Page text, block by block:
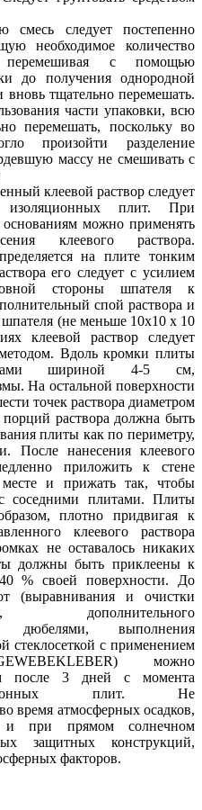
смесь следует постепенно
необходимое количество
с помощью
до получения однородной
тщательно перемешать.
части упаковки, всю
перемешать, поскольку во
произойти разделение
массу не смешивать с
клеевой раствор следует
изоляционных плит. При
можно применять
клеевого раствора.
на плите тонким
его следует с усилием
стороны шпателя к
спой раствора и
шпателя (не меньше 10x10 х 10
клеевой раствор следует
Вдоль кромки плиты
шириной 4-5 см,
На остальной поверхности
точек раствора диаметром
раствора должна быть
плиты как по периметру,
После нанесения клеевого
приложить к стене
и прижать так, чтобы
соседними плитами. Плиты
плотно придвигая к
клеевого раствора
не оставалось никаких
должны быть приклеены к
% своей поверхности. До
(выравнивания и очистки
дополнительного
дюбелями, выполнения
стеклосеткой с применением
можно
после 3 дней с момента
плит. Не
время атмосферных осадков,
и при прямом солнечном
защитных конструкций,
факторов.